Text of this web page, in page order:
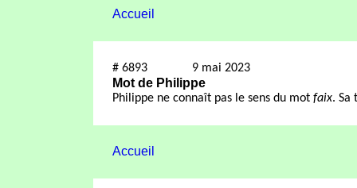
Accueil
# 6893 9 mai 2023
Mot de Philippe
Philippe ne connaît pas le sens du mot faix. Sa
Accueil